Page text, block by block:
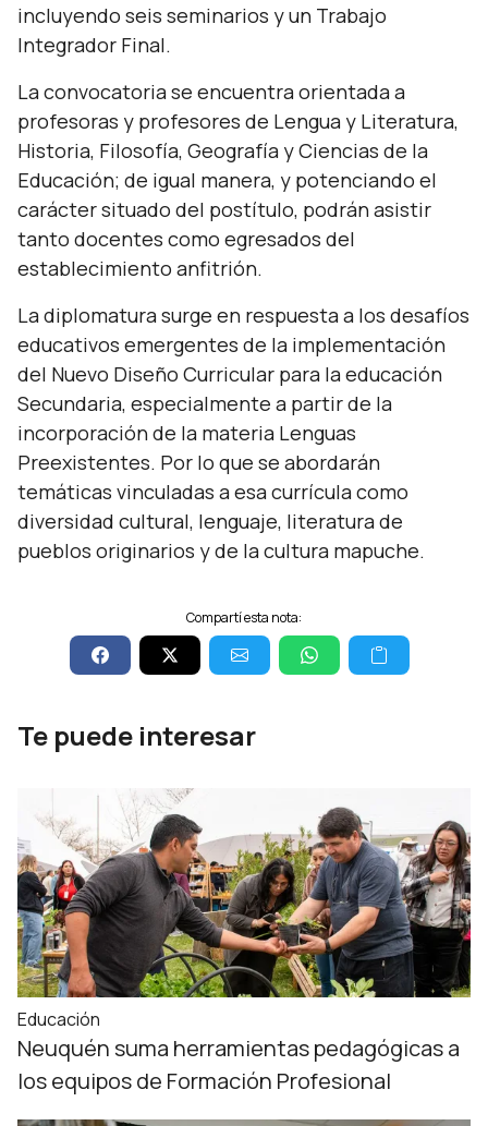
incluyendo seis seminarios y un Trabajo
Integrador Final.
La convocatoria se encuentra orientada a
profesoras y profesores de Lengua y Literatura,
Historia, Filosofía, Geografía y Ciencias de la
Educación; de igual manera, y potenciando el
carácter situado del postítulo, podrán asistir
tanto docentes como egresados del
establecimiento anfitrión.
La diplomatura surge en respuesta a los desafíos
educativos emergentes de la implementación
del Nuevo Diseño Curricular para la educación
Secundaria, especialmente a partir de la
incorporación de la materia Lenguas
Preexistentes. Por lo que se abordarán
temáticas vinculadas a esa currícula como
diversidad cultural, lenguaje, literatura de
pueblos originarios y de la cultura mapuche.
Compartí esta nota:
Te puede interesar
Educación
Neuquén suma herramientas pedagógicas a
los equipos de Formación Profesional